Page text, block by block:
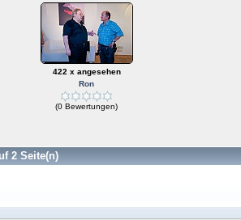
422 x angesehen
Ron
(0 Bewertungen)
2 Seite(n)